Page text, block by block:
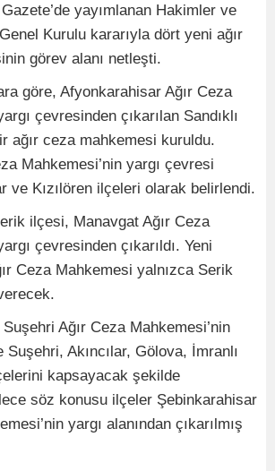
yayımlanan Hakimler ve
Kurulu kararıyla dört yeni ağır
görev alanı netleşti.
göre, Afyonkarahisar Ağır Ceza
çevresinden çıkarılan Sandıklı
ağır ceza mahkemesi kuruldu.
Mahkemesi’nin yargı çevresi
ve Kızılören ilçeleri olarak belirlendi.
ilçesi, Manavgat Ağır Ceza
çevresinden çıkarıldı. Yeni
Ceza Mahkemesi yalnızca Serik
Ağır Ceza Mahkemesi’nin
Akıncılar, Gölova, İmranlı
kapsayacak şekilde
söz konusu ilçeler Şebinkarahisar
yargı alanından çıkarılmış